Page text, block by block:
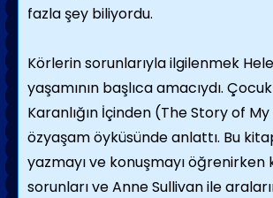
fazla şey biliyordu.
Körlerin sorunlarıyla ilgilenmek
yaşamının başlıca amacıydı.
Karanlığın İçinden (The Story of My
özyaşam öyküsünde anlat­tı. Bu
yazmayı ve konuşma­yı öğrenirken
sorunları ve Anne Sullivan ile